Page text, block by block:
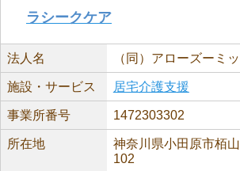
ラシークケア
法人名 （同）アローズーミ
施設・サービス 居宅介護支援
事業所番号 1472303302
所在地
神奈川県小田原市栢
102